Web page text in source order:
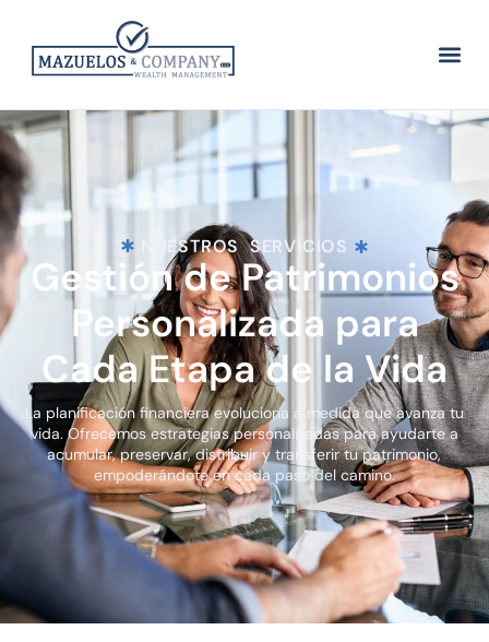
NUESTROSSERVICIOS
Gestión de Patrimonios
Personalizada para
Cada Etapa de la Vida
La planificación financiera evoluciona a medida que avanza tu
vida. Ofrecemos estrategias personalizadas para ayudarte a
acumular, preservar, distribuir y transferir tu patrimonio,
empoderándote en cada paso del camino.